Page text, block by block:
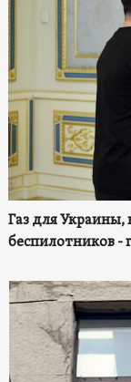
Газ для Украины,
беспилотников -